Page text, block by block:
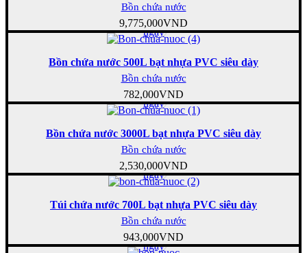
Bồn chứa nước
9,775,000VND
Mua
ngay
Bồn chứa nước 500L bạt nhựa PVC siêu dày
Bồn chứa nước
782,000VND
Mua
ngay
Bồn chứa nước 3000L bạt nhựa PVC siêu dày
Bồn chứa nước
2,530,000VND
Mua
ngay
Túi chứa nước 700L bạt nhựa PVC siêu dày
Bồn chứa nước
943,000VND
Mua
ngay